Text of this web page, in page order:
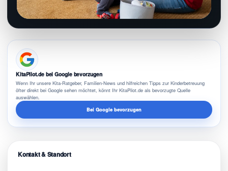
KitaPilot.de bei Google bevorzugen
Wenn Ihr unsere Kita-Ratgeber, Familien-News und hilfreichen Tipps zur Kinderbetreuung
öfter direkt bei Google sehen möchtet, könnt Ihr KitaPilot.de als bevorzugte Quelle
auswählen.
Bei Google bevorzugen
Kontakt & Standort